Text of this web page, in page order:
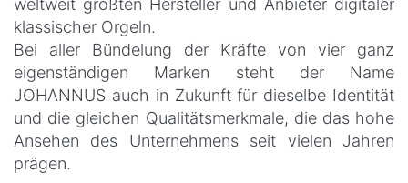
weltweit größten Hersteller und Anbieter digitaler
klassischer Orgeln.
Bei aller Bündelung der Kräfte von vier ganz
eigenständigen Marken steht der Name
JOHANNUS auch in Zukunft für dieselbe Identität
und die gleichen Qualitätsmerkmale, die das hohe
Ansehen des Unternehmens seit vielen Jahren
prägen.